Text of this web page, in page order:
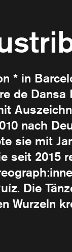
* in
de
nach
sie mit
seit 2015
Die
Wurzeln